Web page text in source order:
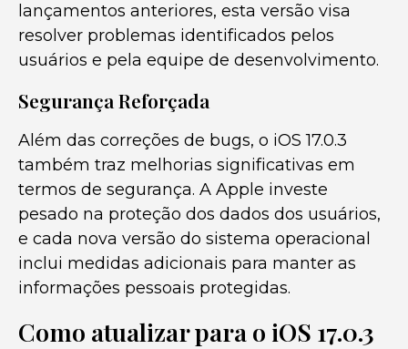
lançamentos anteriores, esta versão visa
resolver problemas identificados pelos
usuários e pela equipe de desenvolvimento.
Segurança Reforçada
Além das correções de bugs, o iOS 17.0.3
também traz melhorias significativas em
termos de segurança. A Apple investe
pesado na proteção dos dados dos usuários,
e cada nova versão do sistema operacional
inclui medidas adicionais para manter as
informações pessoais protegidas.
Como atualizar para o iOS 17.0.3